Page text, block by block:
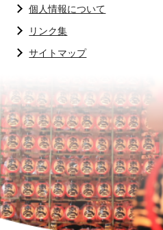
個人情報について
リンク集
サイトマップ